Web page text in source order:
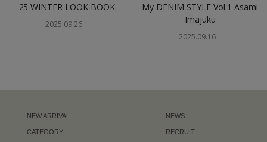
25 WINTER LOOK BOOK
2025.09.26
My DENIM STYLE Vol.1 Asami
Imajuku
2025.09.16
NEW ARRIVAL
CATEGORY
NEWS
RECRUIT